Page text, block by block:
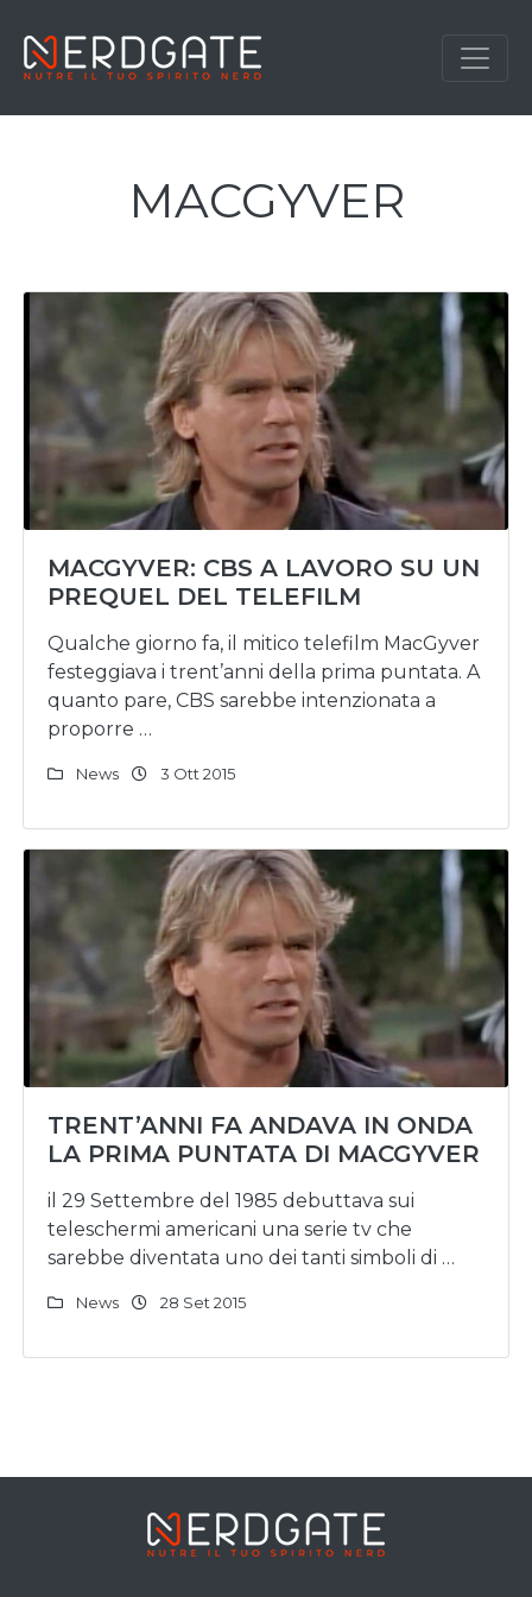
MACGYVER
MACGYVER: CBS A LAVORO SU UN
PREQUEL DEL TELEFILM
Qualche giorno fa, il mitico telefilm MacGyver
festeggiava i trent’anni della prima puntata. A
quanto pare, CBS sarebbe intenzionata a
proporre …
News 3 Ott 2015
TRENT’ANNI FA ANDAVA IN ONDA
LA PRIMA PUNTATA DI MACGYVER
il 29 Settembre del 1985 debuttava sui
teleschermi americani una serie tv che
sarebbe diventata uno dei tanti simboli di …
News 28 Set 2015